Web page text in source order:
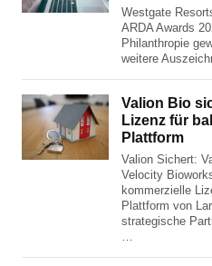
Westgate
ARDA Awards
Philanthropie
weitere
Valion Bio
Lizenz für
Plattform
Valion Sichert:
Velocity
kommerzielle
Plattform von
strategische
…